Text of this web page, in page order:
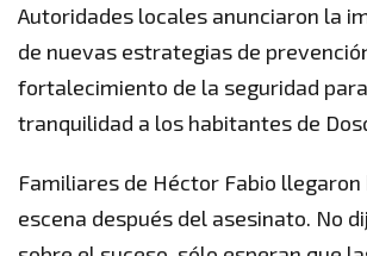
Autoridades locales anunciaron la
de nuevas estrategias de
fortalecimiento de la seguridad
tranquilidad a los habitantes de
Familiares de Héctor Fabio llegaron
escena después del asesinato. No